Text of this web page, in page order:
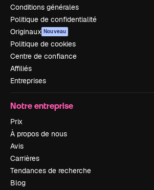
Conditions générales
Politique de confidentialité
Originaux Nouveau
Politique de cookies
Centre de confiance
Affiliés
Entreprises
Notre entreprise
Prix
À propos de nous
Avis
Carrières
Tendances de recherche
Blog